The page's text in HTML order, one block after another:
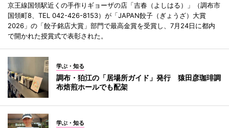
京王線国領駅近くの手作りギョーザの店「吉春（よしはる）」（調布市
国領町8、TEL 042-426-8153）が「JAPAN餃子（ぎょうざ）大賞
2026」の「餃子銘店大賞」部門で最高金賞を受賞し、7月24日に都内
で開かれた授賞式で表彰された。
学ぶ・知る
調布・狛江の「居場所ガイド」発行 猿田彦珈琲調
布焙煎ホールでも配架
学ぶ・知る